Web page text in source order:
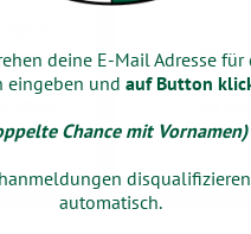
=
5,13
1000
deine E-Mail Adresse für
eingeben und auf Button
Chance mit Vornamen)
automatisch.